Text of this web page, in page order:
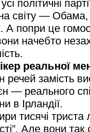
політичні
світу — Обама,
А попри це
начебто
реальної
речей замість
— реального
в Ірландії.
тисячі
Але вони